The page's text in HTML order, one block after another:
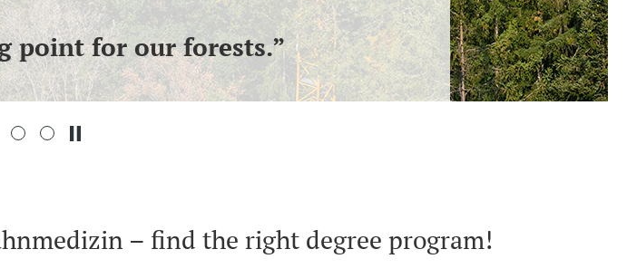
point for our forests.”
– find the right degree program!